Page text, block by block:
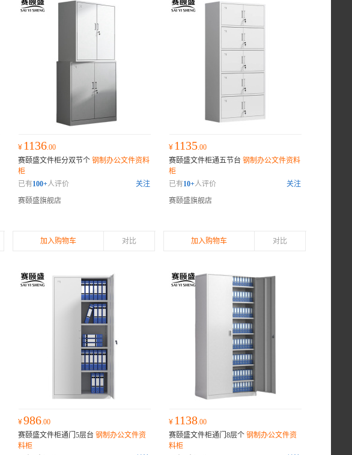
¥ 1136.00
赛颐盛文件柜分双节个 钢制办公文件资料
柜
已有100+人评价
关注
赛颐盛旗舰店
加入购物车 对比
¥ 1135.00
赛颐盛文件柜通五节台 钢制办公文件资料
柜
已有10+人评价
关注
赛颐盛旗舰店
加入购物车 对比
¥986.00
赛颐盛文件柜通门5层台 钢制办公文件资
料柜
¥ 1138.00
赛颐盛文件柜通门8层个 钢制办公文件资
料柜